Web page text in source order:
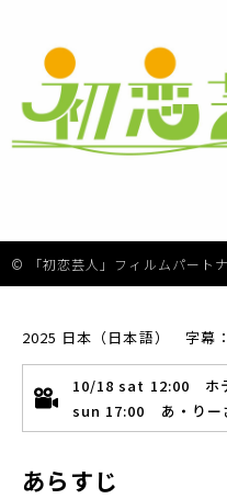
© 「初恋芸人」フィルムパート
2025 日本（日本語） 字幕
10/18 sat 12:00 ホ
sun 17:00 あ・りー
あらすじ